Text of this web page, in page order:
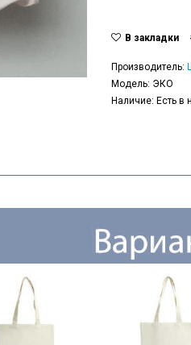
В закладки
Производитель:
Модель: ЭКО
Наличие: Есть в